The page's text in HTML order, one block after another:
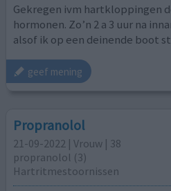
Gekregen ivm hartkloppingen
hormonen. Zo’n 2 a 3 uur na
alsof ik op een deinende boot
geef mening
Propranolol
21-09-2022 | Vrouw | 38
propranolol (3)
Hartritmestoornissen